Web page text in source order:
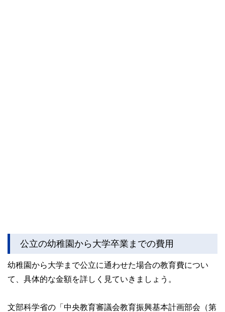
公立の幼稚園から大学卒業までの費用
幼稚園から大学まで公立に通わせた場合の教育費につい
て、具体的な金額を詳しく見ていきましょう。
文部科学省の「中央教育審議会教育振興基本計画部会（第